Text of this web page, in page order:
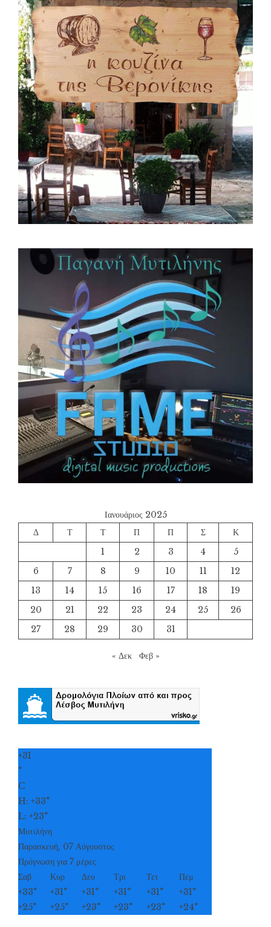
Ιανουάριος 2025
Δ
Τ Τ Π Π Σ
Κ
1
2 3 4
5
6
7 8 9 10 11
12
13
14 15 16 17 18
19
20
21 22 23 24 25
26
27
28 29 30 31
« Δεκ Φεβ »
+31
°
C
H: +33°
L: +23°
Μυτιλήνη
Παρασκευή, 07 Αύγουστος
Πρόγνωση για 7 μέρες
Σαβ
Κυρ Δευ Τρι Τετ
Πεμ
+33° +31° +31° +31° +31° +31°
+25° +25° +23° +23° +23° +24°